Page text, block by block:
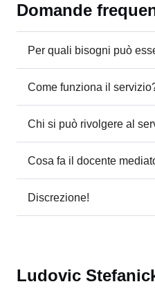
Domande
Per quali bisogni può
Come funziona il
Chi si può rivolgere al
Cosa fa il docente
Discrezione!
Ludovic